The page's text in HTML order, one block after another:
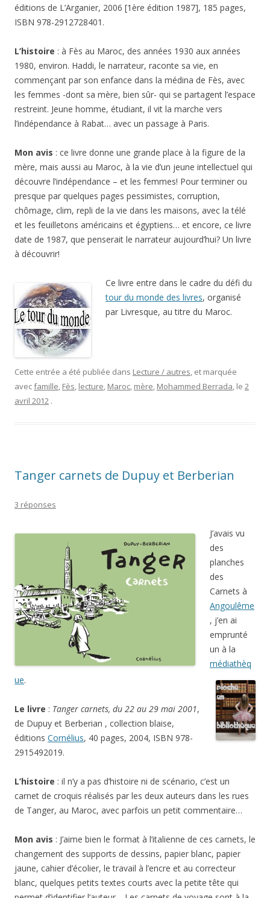
éditions de L’Arganier, 2006 [1ère édition 1987], 185 pages,
ISBN 978-2912728401.
L’histoire : à Fès au Maroc, des années 1930 aux années
1980, environ. Haddi, le narrateur, raconte sa vie, en
commençant par son enfance dans la médina de Fès, avec
les femmes -dont sa mère, bien sûr- qui se partagent l’espace
restreint. Jeune homme, étudiant, il vit la marche vers
l’indépendance à Rabat… avec un passage à Paris.
Mon avis : ce livre donne une grande place à la figure de la
mère, mais aussi au Maroc, à la vie d’un jeune intellectuel qui
découvre l’indépendance – et les femmes! Pour terminer ou
presque par quelques pages pessimistes, corruption,
chômage, clim, repli de la vie dans les maisons, avec la télé
et les feuilletons américains et égyptiens… et encore, ce livre
date de 1987, que penserait le narrateur aujourd’hui? Un livre
à découvrir!
Ce livre entre dans le cadre du défi du
tour du monde des livres, organisé
par Livresque, au titre du Maroc.
Cette entrée a été publiée dans Lecture / autres, et marquée
avecfamille, Fès, lecture, Maroc, mère, Mohammed Berrada, le 2
avril 2012 .
Tanger carnets de Dupuy et Berberian
3 réponses
J’avais vu
des
planches
des
Carnets à
Angoulême
, j’en ai
emprunté
un à la
médiathèq
ue.
Le livre : Tanger carnets, du 22 au 29 mai 2001,
de Dupuy et Berberian , collection blaise,
éditions Cornélius, 40 pages, 2004, ISBN 978-
2915492019.
L’histoire : il n’y a pas d’histoire ni de scénario, c’est un
carnet de croquis réalisés par les deux auteurs dans les rues
de Tanger, au Maroc, avec parfois un petit commentaire…
Mon avis : J’aime bien le format à l’italienne de ces carnets, le
changement des supports de dessins, papier blanc, papier
jaune, cahier d’écolier, le travail à l’encre et au correcteur
blanc, quelques petits textes courts avec la petite tête qui